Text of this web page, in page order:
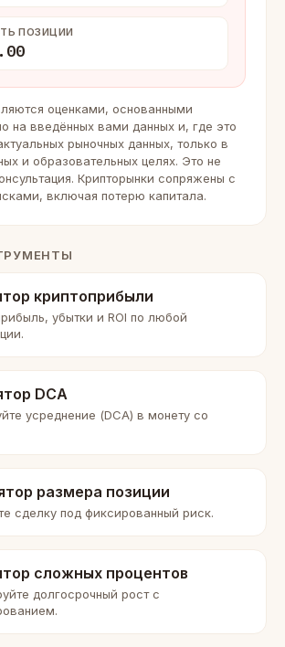
ПОЗИЦИИ
оценками, основанными
на введённых вами данных и, где это
рыночных данных, только в
и образовательных целях. Это не
Крипторынки сопряжены с
включая потерю капитала.
криптоприбыли
убытки и ROI по любой
DCA
усреднение (DCA) в монету со
размера позиции
сделку под фиксированный риск.
сложных процентов
долгосрочный рост с